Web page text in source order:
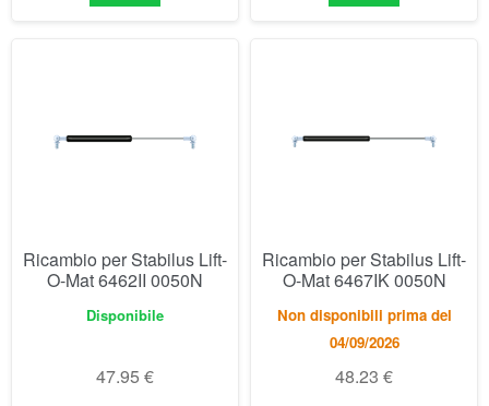
Ricambio per Stabilus Lift-
O-Mat 6462II 0050N
Disponibile
47.95 €
Ricambio per Stabilus Lift-
O-Mat 6467IK 0050N
Non disponibili prima del
04/09/2026
48.23 €